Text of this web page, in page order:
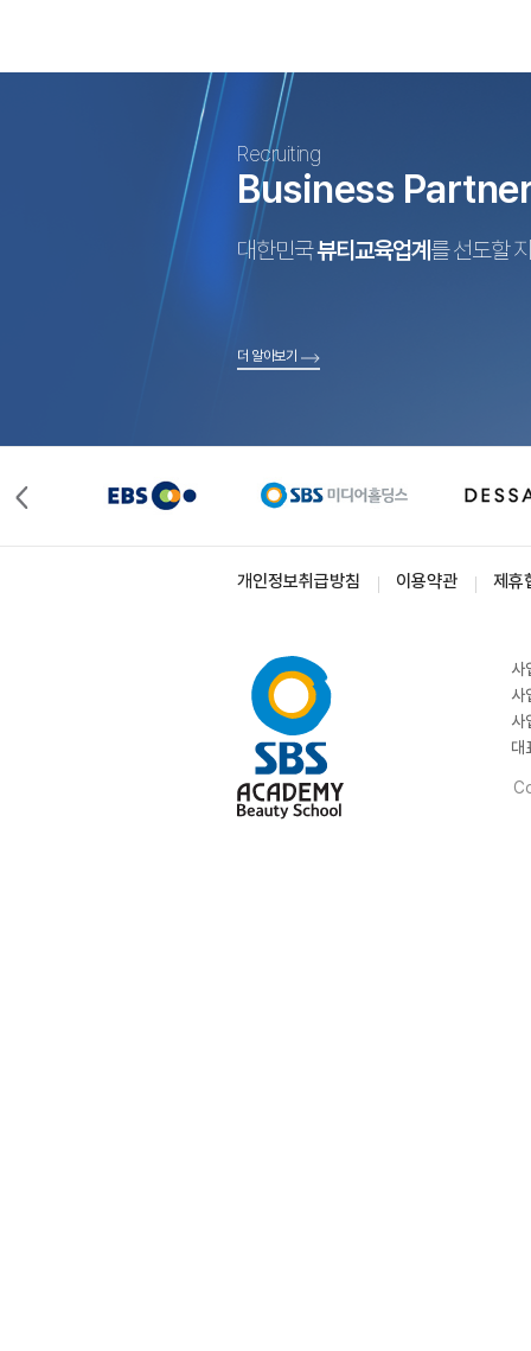
Recruiting
Business
대한민국뷰티교육업계 를 선도할
더 알아보기
개인정보취급방침 이용약관 제휴
사
사
사
대